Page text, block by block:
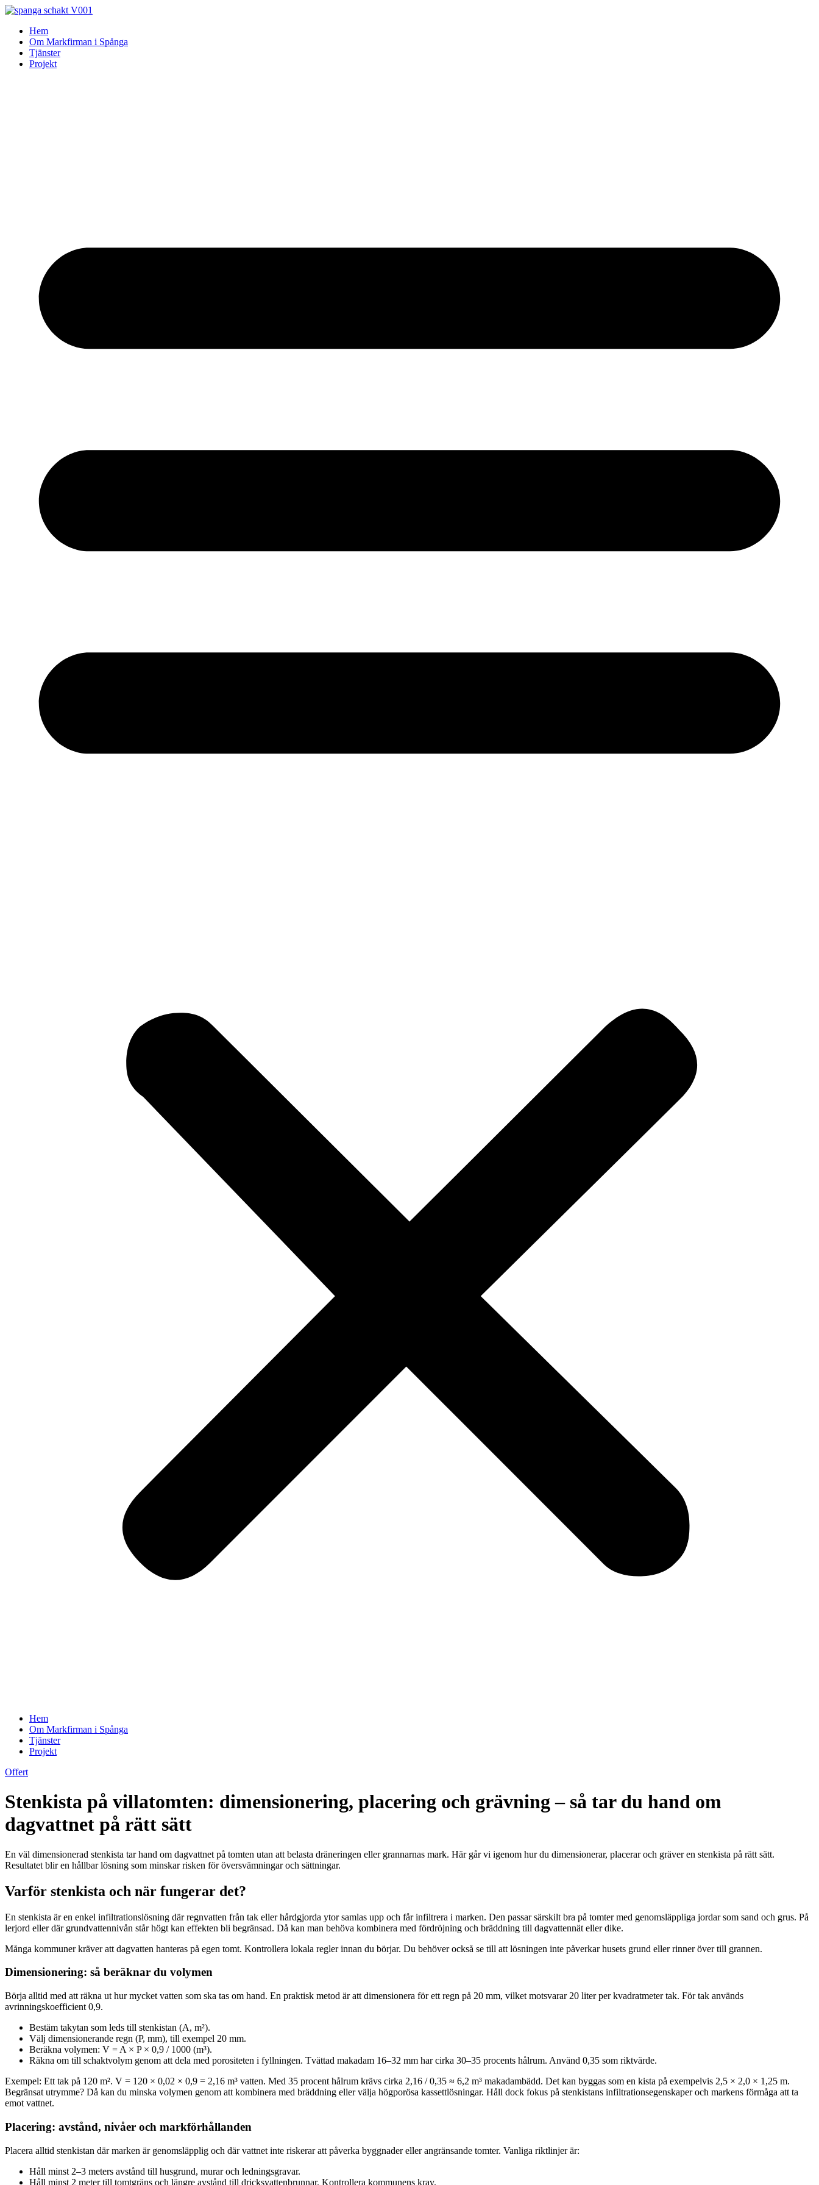
Skip
contentHem
Om Markfirman i Spånga
Tjänster
Projekt
Hem
Om Markfirman i Spånga
Tjänster
Projekt
Offert
Stenkista på villatomten: dimensionering, placering och grävning – så tar du hand om
dagvattnet på rätt sätt
En väl dimensionerad stenkista tar hand om dagvattnet på tomten utan att belasta dräneringen eller grannarnas mark. Här går vi igenom hur du dimensionerar, placerar och gräver en stenkista på rätt sätt.
Resultatet blir en hållbar lösning som minskar risken för översvämningar och sättningar.
Varför stenkista och när fungerar det?
En stenkista är en enkel infiltrationslösning där regnvatten från tak eller hårdgjorda ytor samlas upp och får infiltrera i marken. Den passar särskilt bra på tomter med genomsläppliga jordar som sand och grus. På
lerjord eller där grundvattennivån står högt kan effekten bli begränsad. Då kan man behöva kombinera med fördröjning och bräddning till dagvattennät eller dike.
Många kommuner kräver att dagvatten hanteras på egen tomt. Kontrollera lokala regler innan du börjar. Du behöver också se till att lösningen inte påverkar husets grund eller rinner över till grannen.
Dimensionering: så beräknar du volymen
Börja alltid med att räkna ut hur mycket vatten som ska tas om hand. En praktisk metod är att dimensionera för ett regn på 20 mm, vilket motsvarar 20 liter per kvadratmeter tak. För tak används
avrinningskoefficient 0,9.
Bestäm takytan som leds till stenkistan (A, m²).
Välj dimensionerande regn (P, mm), till exempel 20 mm.
Beräkna volymen: V = A × P × 0,9 / 1000 (m³).
Räkna om till schaktvolym genom att dela med porositeten i fyllningen. Tvättad makadam 16–32 mm har cirka 30–35 procents hålrum. Använd 0,35 som riktvärde.
Exempel: Ett tak på 120 m². V = 120 × 0,02 × 0,9 = 2,16 m³ vatten. Med 35 procent hålrum krävs cirka 2,16 / 0,35 ≈ 6,2 m³ makadambädd. Det kan byggas som en kista på exempelvis 2,5 × 2,0 × 1,25 m.
Begränsat utrymme? Då kan du minska volymen genom att kombinera med bräddning eller välja högporösa kassettlösningar. Håll dock fokus på stenkistans infiltrationsegenskaper och markens förmåga att ta
emot vattnet.
Placering: avstånd, nivåer och markförhållanden
Placera alltid stenkistan där marken är genomsläpplig och där vattnet inte riskerar att påverka byggnader eller angränsande tomter. Vanliga riktlinjer är:
Håll minst 2–3 meters avstånd till husgrund, murar och ledningsgravar.
Håll minst 2 meter till tomtgräns och längre avstånd till dricksvattenbrunnar. Kontrollera kommunens krav.